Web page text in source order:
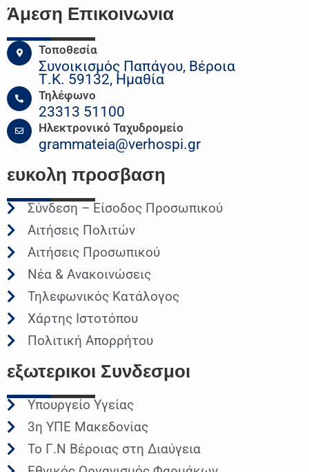
Άμεση Επικοινωνια
Τοποθεσία
Συνοικισμός Παπάγου, Βέροια
Τ.Κ. 59132, Ημαθία
Τηλέφωνο
23313 51100
Ηλεκτρονικό Ταχυδρομείο
grammateia@verhospi.gr
ευκολη προσβαση
Σύνδεση – Είσοδος Προσωπικού
Αιτήσεις Πολιτών
Αιτήσεις Προσωπικού
Νέα & Ανακοινώσεις
Τηλεφωνικός Κατάλογος
Χάρτης Ιστοτόπου
Πολιτική Απορρήτου
εξωτερικοι Συνδεσμοι
Υπουργείο Υγείας
3η ΥΠΕ Μακεδονίας
Το Γ.Ν Βέροιας στη Διαύγεια